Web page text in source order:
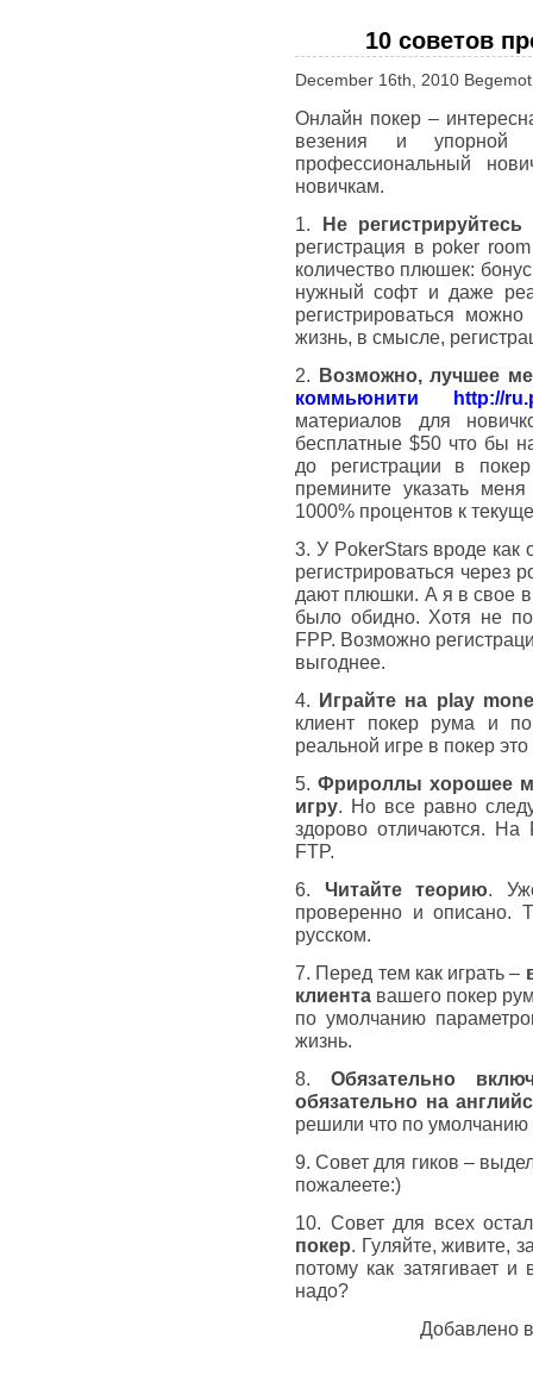
10 советов
December 16th, 2010 Begemot
Онлайн покер –
везения и упорной
профессиональный
новичкам.
1. Не
регистрация в poker
количество плюшек:
нужный софт и даже
регистрироваться
жизнь, в смысле,
2. Возможно, лучшее
коммьюнити http://
материалов для
бесплатные $50 что бы
до регистрации в
премините указать
1000% процентов к
3. У PokerStars вроде
регистрироваться через
дают плюшки. А я в свое
было обидно. Хотя не
FPP. Возможно
выгоднее.
4. Играйте на play
клиент покер рума и
реальной игре в покер
5. Фрироллы хорошее
игру. Но все равно
здорово отличаются.
FTP.
6. Читайте теорию.
проверенно и описано.
русском.
7. Перед тем как играть –
клиента вашего покер
по умолчанию
жизнь.
8. Обязательно
обязательно на
решили что по умолчанию
9. Совет для гиков –
пожалеете:)
10. Совет для всех
покер. Гуляйте, живите,
потому как затягивает
надо?
Добавлено